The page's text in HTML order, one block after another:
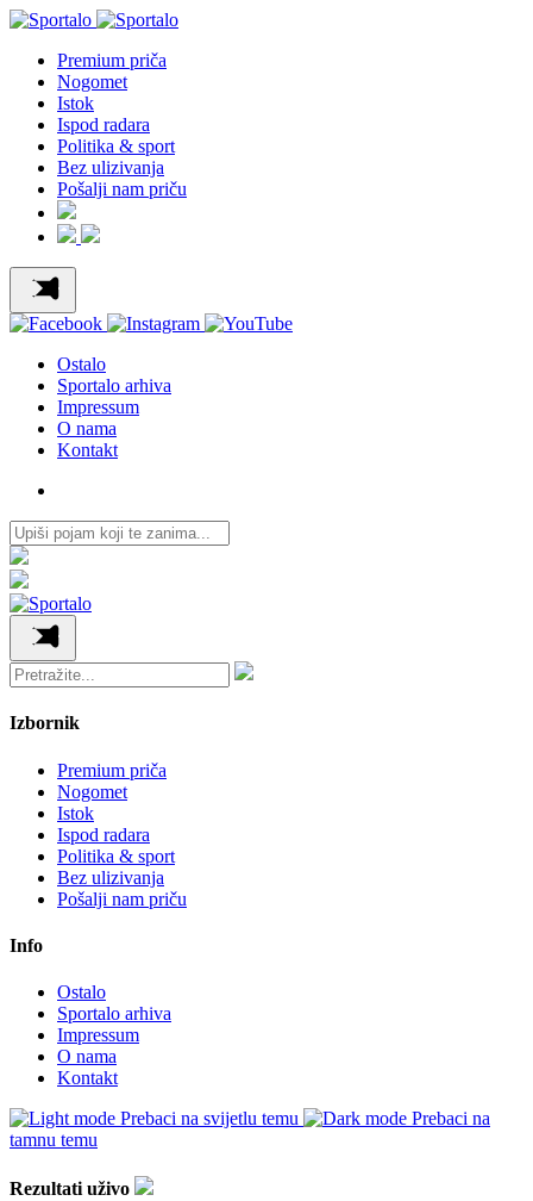
Premium priča
Nogomet
Istok
Ispod radara
Politika & sport
Bez ulizivanja
Pošalji nam priču
Ostalo
Sportalo arhiva
Impressum
O nama
Kontakt
Izbornik
Premium priča
Nogomet
Istok
Ispod radara
Politika & sport
Bez ulizivanja
Pošalji nam priču
Info
Ostalo
Sportalo arhiva
Impressum
O nama
Kontakt
Prebaci na svijetlu temu
Prebaci na
tamnu temu
Rezultati uživo